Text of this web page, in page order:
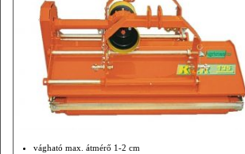
vágható max. átmérő 1-2 cm